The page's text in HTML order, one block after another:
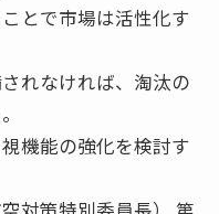
とで市場は活性化す
れなければ、淘汰の
機能の強化を検討す